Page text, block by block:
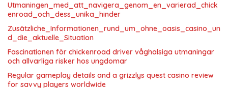
Utmaningen_med_att_navigera_genom_en_varierad_chick
enroad_och_dess_unika_hinder
Zusätzliche_Informationen_rund_um_ohne_oasis_casino_un
d_die_aktuelle_Situation
Fascinationen för chickenroad driver våghalsiga utmaningar
och allvarliga risker hos ungdomar
Regular gameplay details and a grizzlys quest casino review
for savvy players worldwide